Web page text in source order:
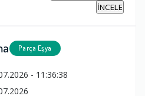
İNCELE
Parça Eşya
- 11:36:38